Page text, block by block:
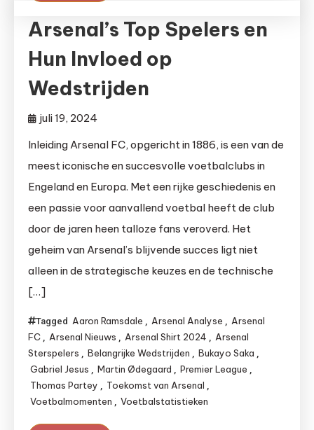
Arsenal’s Top Spelers en
Hun Invloed op
Wedstrijden
juli 19, 2024
Inleiding Arsenal FC, opgericht in 1886, is een van de
meest iconische en succesvolle voetbalclubs in
Engeland en Europa. Met een rijke geschiedenis en
een passie voor aanvallend voetbal heeft de club
door de jaren heen talloze fans veroverd. Het
geheim van Arsenal’s blijvende succes ligt niet
alleen in de strategische keuzes en de technische
[…]
Tagged Aaron Ramsdale , Arsenal Analyse , Arsenal
FC , Arsenal Nieuws , Arsenal Shirt 2024 , Arsenal
Sterspelers , Belangrijke Wedstrijden , Bukayo Saka ,
Gabriel Jesus , Martin Ødegaard , Premier League ,
Thomas Partey , Toekomst van Arsenal ,
Voetbalmomenten , Voetbalstatistieken